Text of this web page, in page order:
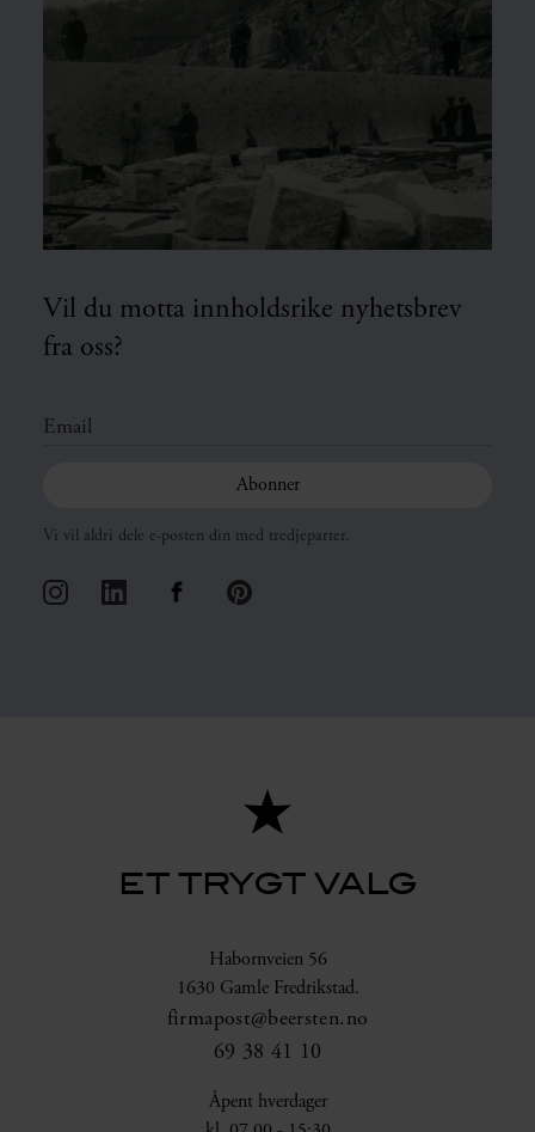
Vil du motta innholdsrike nyhetsbrev
fra oss?
Vi vil aldri dele e-posten din med tredjeparter.
ET TRYGT VALG
Habornveien 56
1630 Gamle Fredrikstad.
firmapost@beersten.no
69 38 41 10
Åpent hverdager